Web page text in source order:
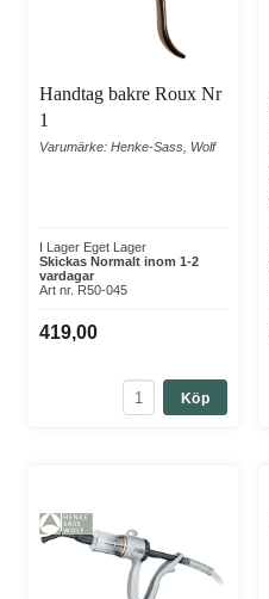
Handtag bakre Roux Nr
1
Varumärke: Henke-Sass, Wolf
I Lager Eget Lager
Skickas Normalt inom 1-2
vardagar
Art nr. R50-045
419,00
Köp